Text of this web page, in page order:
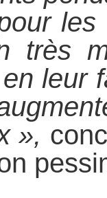
très
leur
»,